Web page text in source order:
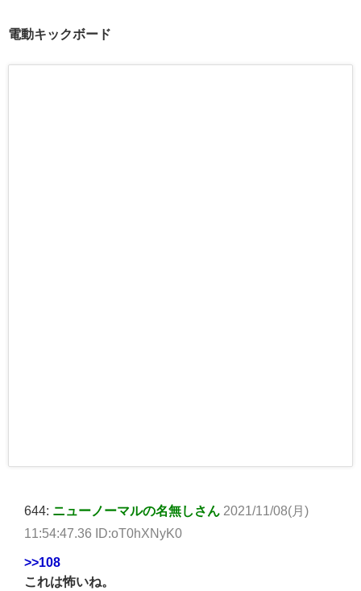
電動キックボード
644: ニューノーマルの名無しさん 2021/11/08(月)
11:54:47.36 ID:oT0hXNyK0
>>108
これは怖いね。